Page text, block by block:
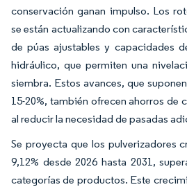
conservación ganan impulso. Los
se están actualizando con
de púas ajustables y capacidades
hidráulico, que permiten una
siembra. Estos avances, que
15-20%, también ofrecen ahorros de
al reducir la necesidad de pasadas
Se proyecta que los pulverizadores
9,12% desde 2026 hasta 2031,
categorías de productos. Este